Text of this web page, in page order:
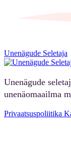
Unenägude Seletaja
Unenägude
unenäomaailma
Privaatsuspoliitika